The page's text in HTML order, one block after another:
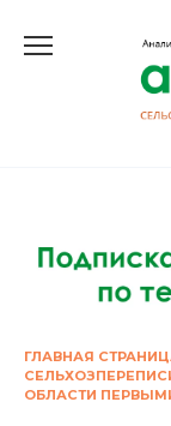
ГЛАВНАЯ
ОБЛАСТИ